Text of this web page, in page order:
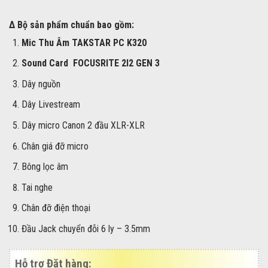
Δ Bộ sản phẩm chuẩn bao gồm:
Mic Thu Âm TAKSTAR PC K320
Sound Card FOCUSRITE 2I2 GEN 3
Dây nguồn
Dây Livestream
Dây micro Canon 2 đầu XLR-XLR
Chân giá đỡ micro
Bông lọc âm
Tai nghe
Chân đỡ điện thoại
Đầu Jack chuyển đỗi 6 ly – 3.5mm
Hỗ trợ Đặt hàng: